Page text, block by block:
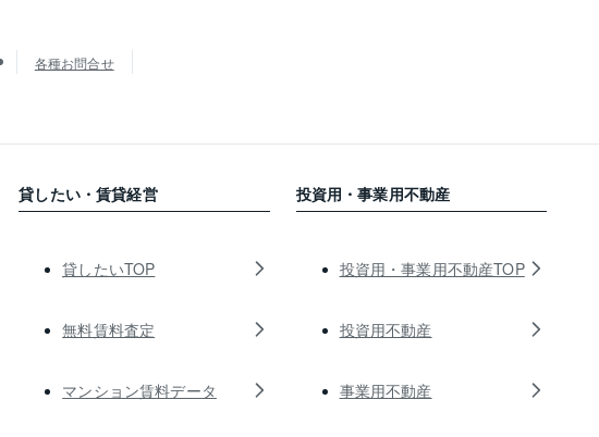
各種お問合せ
貸したい・賃貸経営
貸したいTOP
無料賃料査定
マンション賃料データ
投資用・事業用不動産
投資用・事業用不動産TOP
投資用不動産
事業用不動産